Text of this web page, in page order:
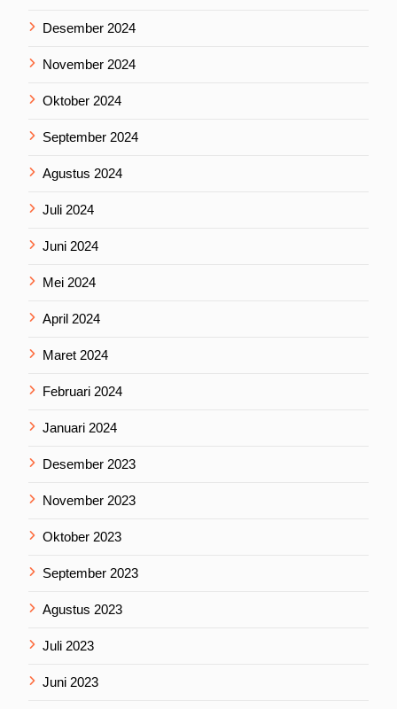
Desember 2024
November 2024
Oktober 2024
September 2024
Agustus 2024
Juli 2024
Juni 2024
Mei 2024
April 2024
Maret 2024
Februari 2024
Januari 2024
Desember 2023
November 2023
Oktober 2023
September 2023
Agustus 2023
Juli 2023
Juni 2023